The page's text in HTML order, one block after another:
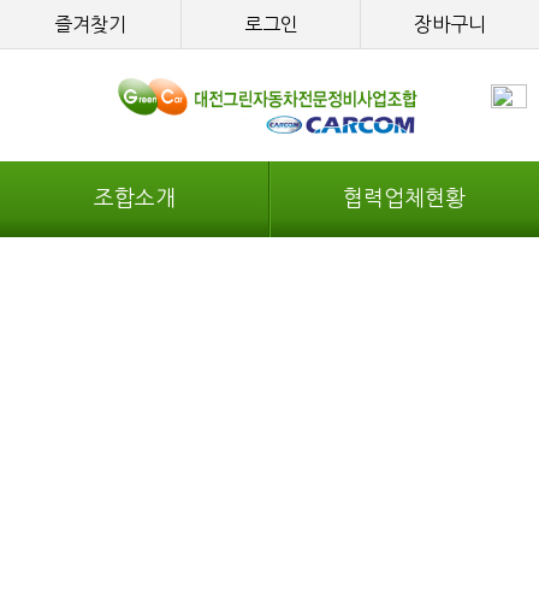
즐겨찾기 로그인 장바구니
조합소개 협력업체현황